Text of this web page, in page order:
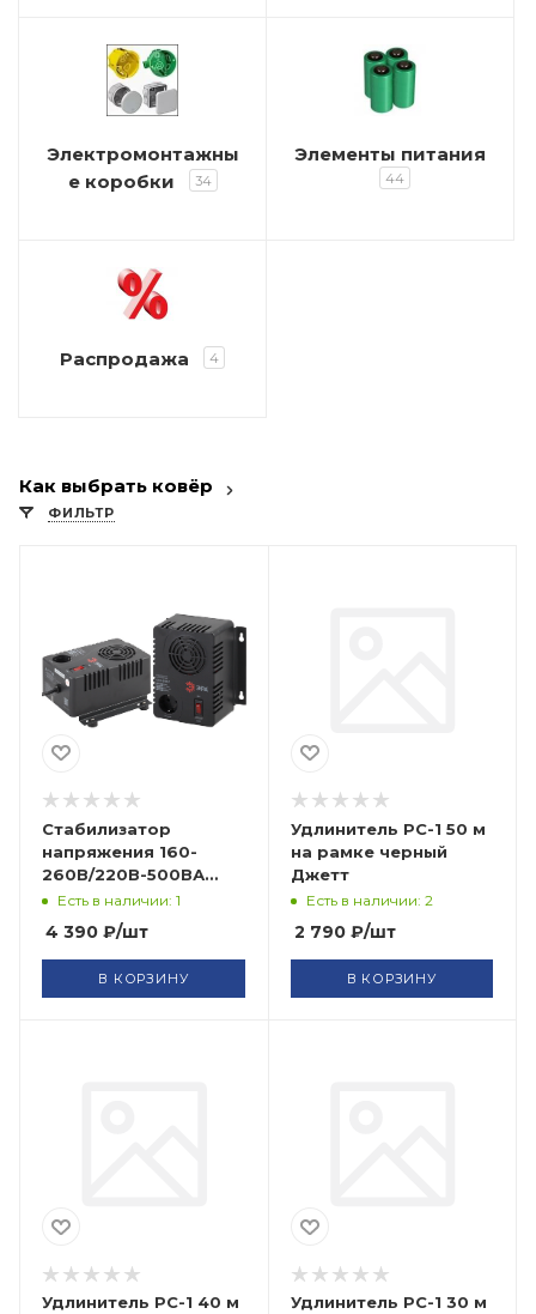
Электромонтажны
е коробки
34
Элементы питания
44
Распродажа 4
Как выбрать ковёр
ФИЛЬТР
Стабилизатор
напряжения 160-
260В/220В-500ВА
СНК-500-У ЭРА
Есть в наличии: 1
4 390 ₽/шт
В КОРЗИНУ
Удлинитель РС-1 50 м
на рамке черный
Джетт
Есть в наличии: 2
2 790₽/шт
В КОРЗИНУ
Удлинитель РС-1 40 м
Удлинитель РС-1 30 м